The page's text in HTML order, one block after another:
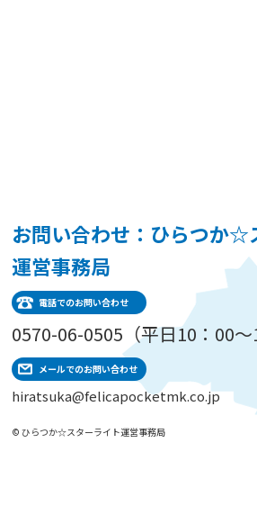
お問い合わせ：ひらつか☆
運営事務局
電話でのお問い合わせ
0570-06-0505（平日10：00～
メールでのお問い合わせ
hiratsuka@felicapocketmk.co.jp
© ひらつか☆スターライト運営事務局